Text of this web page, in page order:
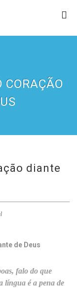
diante
de Deus
falo do que
língua é a pena de